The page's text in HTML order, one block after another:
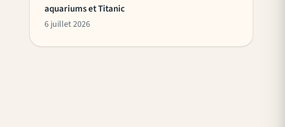
aquariums et Titanic
6 juillet 2026